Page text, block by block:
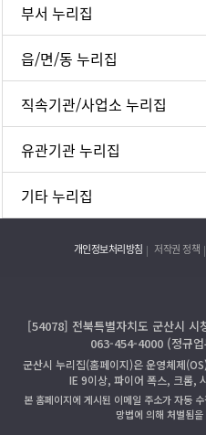
부서 누리집
읍/면/동 누리집
직속기관/사업소 누리집
유관기관 누리집
기타 누리집
개인정보처리방침 저작권 정책
[54078] 전북특별자치도 군산시
063-454-4000 (정규
군산시 누리집(홈페이지)은 운영체제
IE 9이상, 파이어 폭스, 크롬,
본 홈페이지에 게시된 이메일 주소가 자동
망법에 의해 처벌됨